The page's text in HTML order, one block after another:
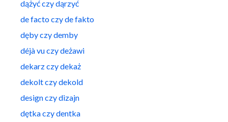
dążyć czy dąrzyć
de facto czy de fakto
dęby czy demby
déjà vu czy deżawi
dekarz czy dekaż
dekolt czy dekold
design czy dizajn
dętka czy dentka